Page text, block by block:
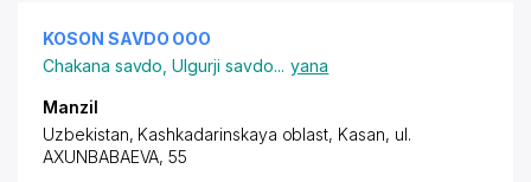
KOSON SAVDO ООО
Chakana savdo ,Ulgurji savdo... yana
Manzil
Uzbekistan, Kashkadarinskaya oblast, Kasan, ul.
AXUNBABAEVA, 55